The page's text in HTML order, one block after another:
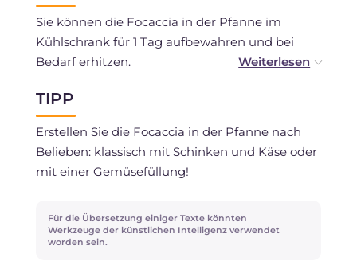
Sie können die Focaccia in der Pfanne im
Kühlschrank für 1 Tag aufbewahren und bei
Bedarf erhitzen.
eingefroren werden, wenn Sie frische, nicht
aufgetaute Zutaten verwendet haben.
TIPP
Erstellen Sie die Focaccia in der Pfanne nach
Belieben: klassisch mit Schinken und Käse oder
mit einer Gemüsefüllung!
Für die Übersetzung einiger Texte könnten
Werkzeuge der künstlichen Intelligenz verwendet
worden sein.